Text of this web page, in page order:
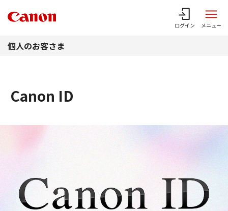
ログイン メニュー
個人のお客さま
Canon ID